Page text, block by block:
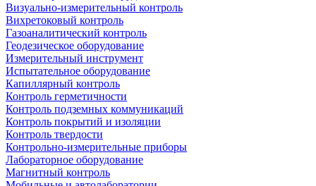
Визуально-измерительный контроль
Вихретоковый контроль
Газоаналитический контроль
Геодезическое оборудование
Измерительный инструмент
Испытательное оборудование
Капиллярный контроль
Контроль герметичности
Контроль подземных коммуникаций
Контроль покрытий и изоляции
Контроль твердости
Контрольно-измерительные приборы
Лабораторное оборудование
Магнитный контроль